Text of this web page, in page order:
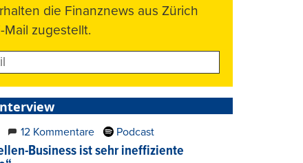
die Finanznews aus Zürich
Mail zugestellt.
12 Kommentare Podcast
Business ist sehr ineffiziente